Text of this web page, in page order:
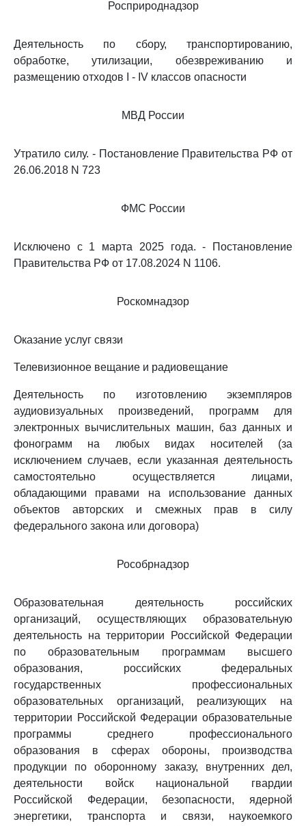
Росприроднадзор
Деятельность по сбору, транспортированию,
обработке, утилизации, обезвреживанию и
размещению отходов I - IV классов опасности
МВД России
Утратило силу. - Постановление Правительства РФ от
26.06.2018 N 723
ФМС России
Исключено с 1 марта 2025 года. - Постановление
Правительства РФ от 17.08.2024 N 1106.
Роскомнадзор
Оказание услуг связи
Телевизионное вещание и радиовещание
Деятельность по изготовлению экземпляров
аудиовизуальных произведений, программ для
электронных вычислительных машин, баз данных и
фонограмм на любых видах носителей (за
исключением случаев, если указанная деятельность
самостоятельно осуществляется лицами,
обладающими правами на использование данных
объектов авторских и смежных прав в силу
федерального закона или договора)
Рособрнадзор
Образовательная деятельность российских
организаций, осуществляющих образовательную
деятельность на территории Российской Федерации
по образовательным программам высшего
образования, российских федеральных
государственных профессиональных
образовательных организаций, реализующих на
территории Российской Федерации образовательные
программы среднего профессионального
образования в сферах обороны, производства
продукции по оборонному заказу, внутренних дел,
деятельности войск национальной гвардии
Российской Федерации, безопасности, ядерной
энергетики, транспорта и связи, наукоемкого